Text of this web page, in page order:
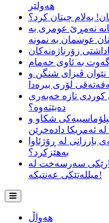
هەولێر
بەلام چیتان کرد؟
نەمڕێ عومری بە
عوسمان بە نمونە
زۆرناژەنەکان
بە ئاوی حەمام
ڤیزای شنگن و
کوردی تازە خەبەری
دەبێتەوە؟
شکاو و
ئەمریکا دادەخرێن
بارزانی لە ڕۆژئاوا
بەهێزکرد؟
سەرسەخت لە
میللەتێکی عەنتیکە!
هەواڵ